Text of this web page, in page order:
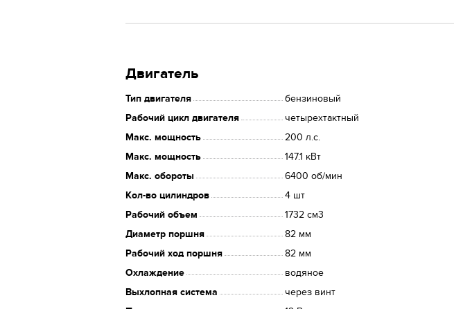
Двигатель
Тип двигателя
бензиновый
Рабочий цикл двигателя
четырехтактный
Макс. мощность
200 л.с.
Макс. мощность
147.1 кВт
Макс. обороты
6400 об/мин
Кол-во цилиндров
4 шт
Рабочий объем
1732 см3
Диаметр поршня
82 мм
Рабочий ход поршня
82 мм
Охлаждение
водяное
Выхлопная система
через винт